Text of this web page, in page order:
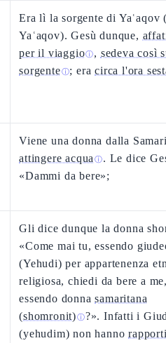
Era lì la sorgente di Yaʿaqov
Yaʿaqov). Gesù dunque,
per il viaggioⓘ, sedeva così
sorgenteⓘ; eracirca l'ora
Viene una donna dalla
attingere acqua ⓘ. Le dice
«Dammi da bere»;
Gli dice dunque la donna
«Come mai tu, essendo
(Yehudi) per appartenenza
religiosa, chiedi da bere a me,
essendo donnasamaritana
(shomronit)ⓘ?». Infatti i
(yehudim) non hanno